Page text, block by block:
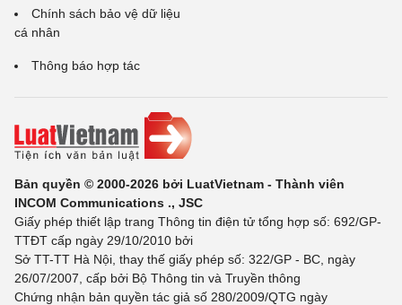
Chính sách bảo vệ dữ liệu
cá nhân
Thông báo hợp tác
Bản quyền © 2000-2026 bởi LuatVietnam - Thành viên
INCOM Communications ., JSC
Giấy phép thiết lập trang Thông tin điện tử tổng hợp số: 692/GP-
TTĐT cấp ngày 29/10/2010 bởi
Sở TT-TT Hà Nội, thay thế giấy phép số: 322/GP - BC, ngày
26/07/2007, cấp bởi Bộ Thông tin và Truyền thông
Chứng nhận bản quyền tác giả số 280/2009/QTG ngày